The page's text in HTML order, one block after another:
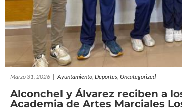
Marzo 31, 2026 | Ayuntamiento Deportes Uncategorized
Alconchel y Álvarez reciben a
Academia de Artes Marciales